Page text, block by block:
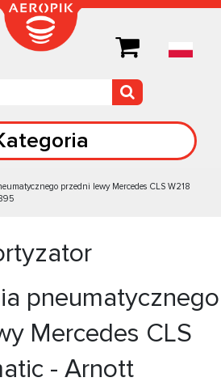
przedni lewy Mercedes CLS W218
pneumatycznego
Mercedes CLS
- Arnott